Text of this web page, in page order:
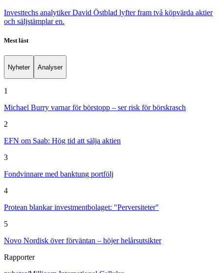
Investtechs analytiker David Östblad lyfter fram två köpvärda aktier
och säljstämplar en.
Mest läst
Nyheter Analyser
1
Michael Burry varnar för börstopp – ser risk för börskrasch
2
EFN om Saab: Hög tid att sälja aktien
3
Fondvinnare med banktung portfölj
4
Protean blankar investmentbolaget: "Perversiteter"
5
Novo Nordisk över förväntan – höjer helårsutsikter
Rapporter